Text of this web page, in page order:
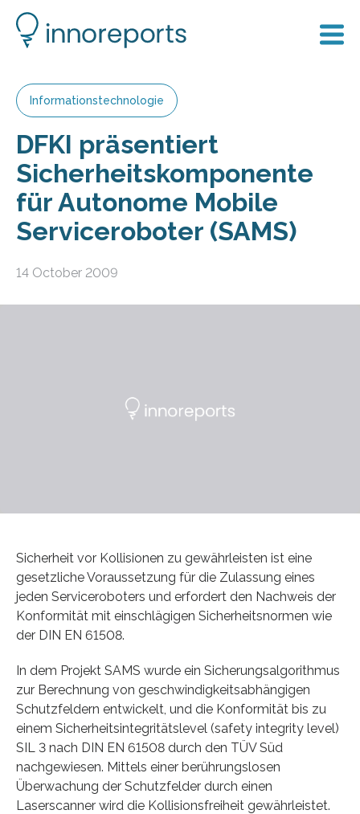
Informationstechnologie
DFKI präsentiert
Sicherheitskomponente
für Autonome Mobile
Serviceroboter (SAMS)
14 October 2009
Sicherheit vor Kollisionen zu gewährleisten ist eine
gesetzliche Voraussetzung für die Zulassung eines
jeden Serviceroboters und erfordert den Nachweis der
Konformität mit einschlägigen Sicherheitsnormen wie
der DIN EN 61508.
In dem Projekt SAMS wurde ein Sicherungsalgorithmus
zur Berechnung von geschwindigkeitsabhängigen
Schutzfeldern entwickelt, und die Konformität bis zu
einem Sicherheitsintegritätslevel (safety integrity level)
SIL 3 nach DIN EN 61508 durch den TÜV Süd
nachgewiesen. Mittels einer berührungslosen
Überwachung der Schutzfelder durch einen
Laserscanner wird die Kollisionsfreiheit gewährleistet.